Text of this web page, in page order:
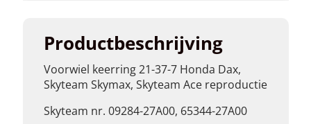
Productbeschrijving
Voorwiel keerring 21-37-7 Honda Dax,
Skyteam Skymax, Skyteam Ace reproductie
Skyteam nr. 09284-27A00, 65344-27A00